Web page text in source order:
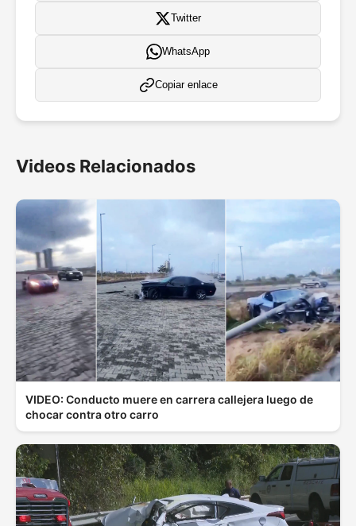
Twitter
WhatsApp
Copiar enlace
Videos Relacionados
VIDEO: Conducto muere en carrera callejera luego de
chocar contra otro carro